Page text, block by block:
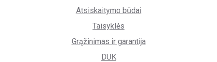
Atsiskaitymo būdai
Taisyklės
Grąžinimas ir garantija
DUK